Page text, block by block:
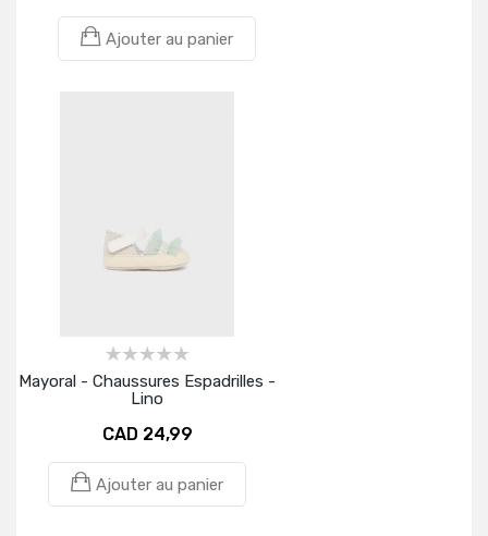
Ajouter au panier
Mayoral - Chaussures Espadrilles -
Lino
CAD 24,99
Ajouter au panier